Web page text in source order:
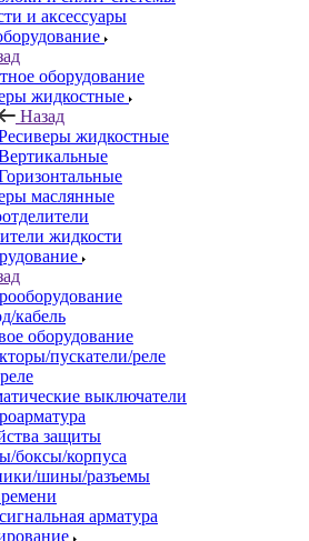
и аксессуары
оборудование
жидкостные
Назад
жидкостные
маслянные
жидкости
кабель
оборудование
пускатели/реле
выключатели
защиты
боксы/корпуса
шины/разъемы
арматура